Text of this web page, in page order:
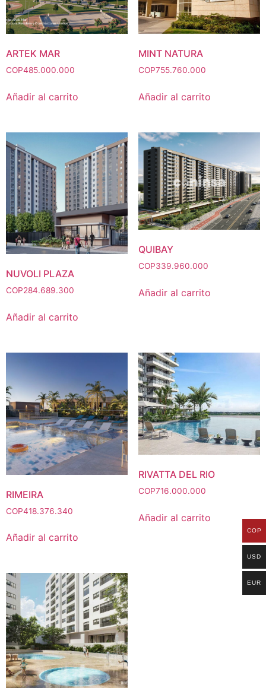
ARTEK MAR
COP485.000.000
Añadir al carrito
MINT NATURA
COP755.760.000
Añadir al carrito
NUVOLI PLAZA
COP284.689.300
Añadir al carrito
QUIBAY
COP339.960.000
Añadir al carrito
RIMEIRA
COP418.376.340
Añadir al carrito
RIVATTA DEL RIO
COP716.000.000
Añadir al carrito
COP
USD
EUR